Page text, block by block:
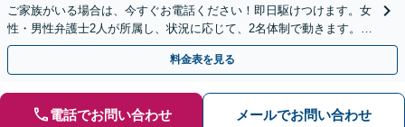
ご家族がいる場合は、今すぐお電話ください！即日駆けつけます。女
性・男性弁護士2人が所属し、状況に応じて、2名体制で動きます。性
犯罪・少年事件など【完全個室】【休日・夜間は要相談】
料金表を見る
電話でお問い合わせ メールでお問い合わせ